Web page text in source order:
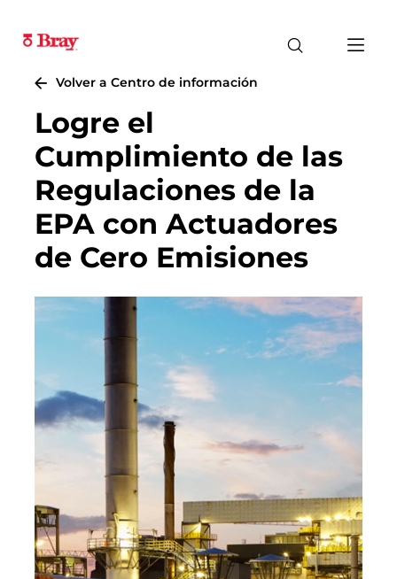
Volver a Centro de información
Logre el
Cumplimiento de las
Regulaciones de la
EPA con Actuadores
de Cero Emisiones